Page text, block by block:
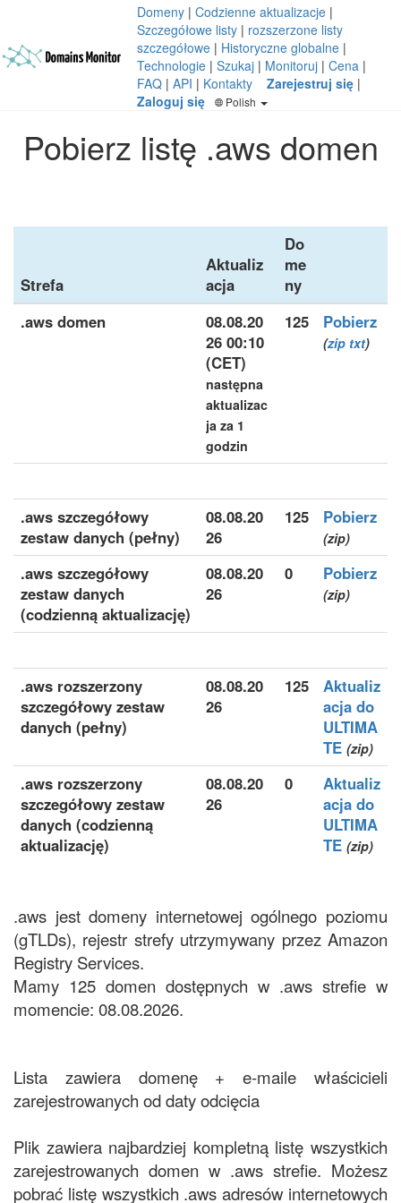
Domeny | Codzienne aktualizacje |
Szczegółowe listy | rozszerzone listy
szczegółowe | Historyczne globalne |
Technologie | Szukaj | Monitoruj | Cena |
FAQ | API | Kontakty Zarejestruj się |
Zaloguj się
Polish
Pobierz listę .aws domen
Strefa
Aktualiz
acja
Do
me
ny
.aws domen
08.08.20
26 00:10
(CET)
następna
aktualizac
ja za 1
godzin
125 Pobierz
(zip txt)
.aws szczegółowy
zestaw danych (pełny)
08.08.20
26
125 Pobierz
(zip)
.aws szczegółowy
zestaw danych
(codzienną aktualizację)
08.08.20
26
0 Pobierz
(zip)
.aws rozszerzony
szczegółowy zestaw
danych (pełny)
08.08.20
26
125
Aktualiz
acja do
ULTIMA
TE (zip)
.aws rozszerzony
szczegółowy zestaw
danych (codzienną
aktualizację)
08.08.20
26
0
Aktualiz
acja do
ULTIMA
TE (zip)
.aws jest domeny internetowej ogólnego poziomu
(gTLDs), rejestr strefy utrzymywany przez Amazon
Registry Services.
Mamy 125 domen dostępnych w .aws strefie w
momencie: 08.08.2026.
Lista zawiera domenę + e-maile właścicieli
zarejestrowanych od daty odcięcia
Plik zawiera najbardziej kompletną listę wszystkich
zarejestrowanych domen w .aws strefie. Możesz
pobrać listę wszystkich .aws adresów internetowych